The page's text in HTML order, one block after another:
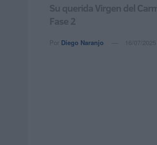
Su querida Virgen del
Fase 2
Por Diego Naranjo 16/07/